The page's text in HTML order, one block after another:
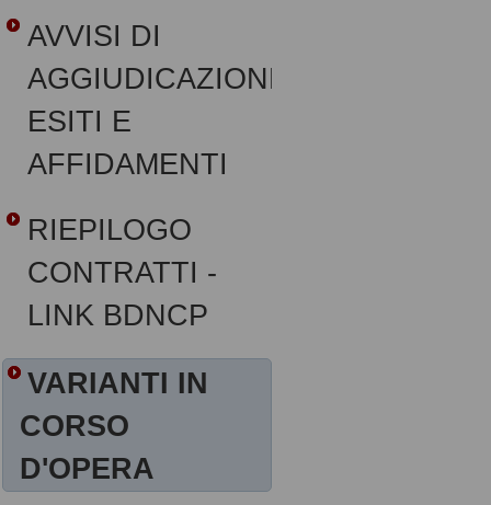
AVVISI DI
AGGIUDICAZIONE,
ESITI E
AFFIDAMENTI
RIEPILOGO
CONTRATTI -
LINK BDNCP
VARIANTI IN
CORSO
D'OPERA